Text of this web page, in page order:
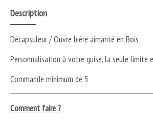
Description
Décapsuleur / Ouvre bière aimanté en Bois
Personnalisation à votre guise, la seule limite
Commande minimum de 5
Comment faire ?